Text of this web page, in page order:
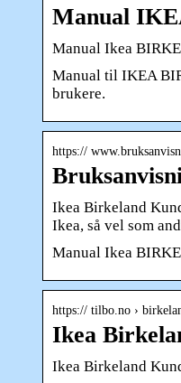
Manual
Manual Ikea
Manual til IKEA
brukere.
https://
Ikea Birkeland
Ikea, så vel som
Manual Ikea
https:// tilbo.no ›
Ikea
Ikea Birkeland